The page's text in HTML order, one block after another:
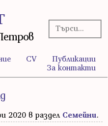
CV
Публикации
За контакти
2020 в раздел Семейни.